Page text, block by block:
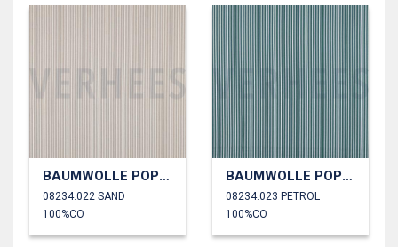
BAUMWOLLE POPELINE STREIFEN
08234.022 SAND
100%CO
BAUMWOLLE POPELINE STREIFEN
08234.023 PETROL
100%CO